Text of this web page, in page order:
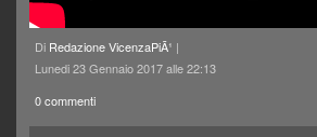
Di Redazione VicenzaPiÃ¹ |
Lunedi 23 Gennaio 2017 alle 22:13
0 commenti